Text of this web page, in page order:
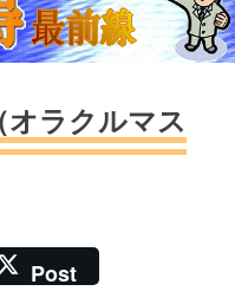
オラクルマス
Post